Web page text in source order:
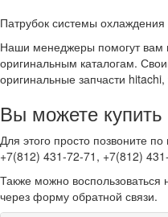
Патрубок системы
Наши менеджеры помогут вам
оригинальным каталогам.
оригинальные запчасти
Вы можете купить
Для этого просто позвоните
+7(812) 431-72-71, +7(812)
Также можно
через форму обратной связи.